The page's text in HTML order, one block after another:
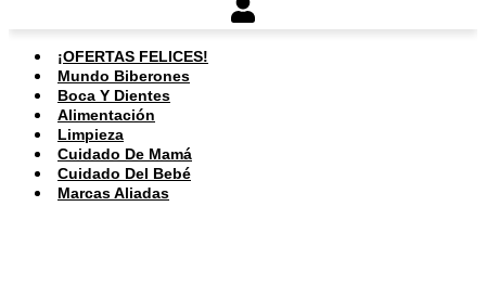
¡OFERTAS FELICES!
Mundo Biberones
Boca Y Dientes
Alimentación
Limpieza
Cuidado De Mamá
Cuidado Del Bebé
Marcas Aliadas